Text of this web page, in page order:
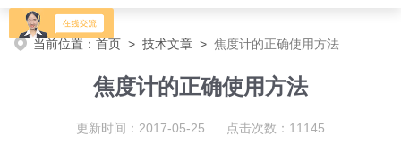
处理环保设备
当前位置：首页 >技术文章 >焦度计的正确使用方法
焦度计的正确使用方法
更新时间：2017-05-25 点击次数：11145